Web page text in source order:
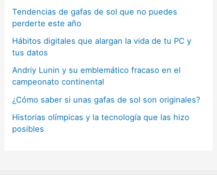
Tendencias de gafas de sol que no puedes
perderte este año
Hábitos digitales que alargan la vida de tu PC y
tus datos
Andriy Lunin y su emblemático fracaso en el
campeonato continental
¿Cómo saber si unas gafas de sol son originales?
Historias olímpicas y la tecnología que las hizo
posibles